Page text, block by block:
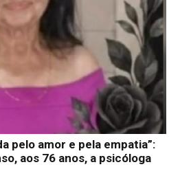
pelo amor e pela empatia”:
aos 76 anos, a psicóloga